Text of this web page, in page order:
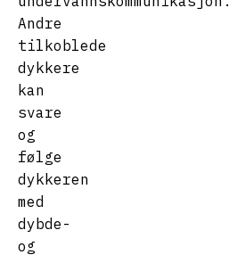
Andre
tilkoblede
dykkere
kan
svare
og
følge
dykkeren
med
dybde-
og